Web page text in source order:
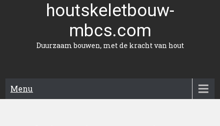
houtskeletbouw-
mbcs.com
Duurzaam bouwen, met de kracht van hout
Menu